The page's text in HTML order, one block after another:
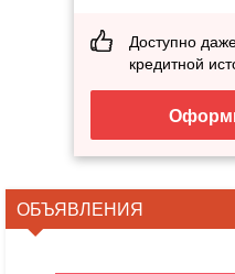
Доступно
кредитной
ОБЪЯВЛЕНИЯ